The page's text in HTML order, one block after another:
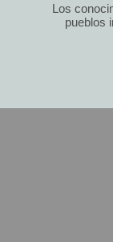
Los
pueblos